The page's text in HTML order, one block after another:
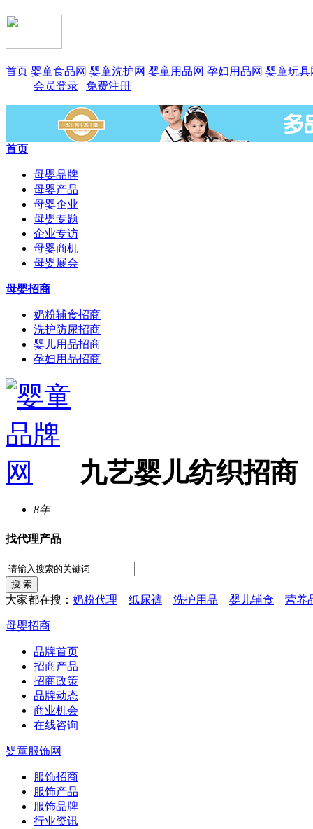
首页 婴童食品网 婴童洗护网 婴童用品网 孕妇用品网 婴童玩具
会员登录 | 免费注册
首页
母婴品牌
母婴产品
母婴企业
母婴专题
企业专访
母婴商机
母婴展会
母婴招商
奶粉辅食招商
洗护防尿招商
婴儿用品招商
孕妇用品招商
九艺婴儿纺织招商
8年
找代理产品
大家都在搜： 奶粉代理 纸尿裤 洗护用品 婴儿辅食 营养
母婴招商
品牌首页
招商产品
招商政策
品牌动态
商业机会
在线咨询
婴童服饰网
服饰招商
服饰产品
服饰品牌
行业资讯